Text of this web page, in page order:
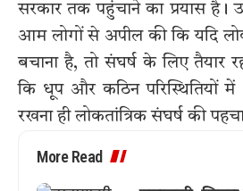
सरकार तक पहुंचाने का प्रयास है।
आम लोगों से अपील की कि यदि
बचाना है, तो संघर्ष के लिए तैयार
कि धूप और कठिन परिस्थितियों
रखना ही लोकतांत्रिक संघर्ष की
More Read